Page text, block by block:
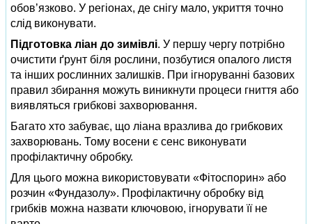
обов’язково. У регіонах, де снігу мало, укриття точно
слід виконувати.
Підготовка ліан до зимівлі. У першу чергу потрібно
очистити ґрунт біля рослини, позбутися опалого листя
та інших рослинних залишків. При ігноруванні базових
правил збирання можуть виникнути процеси гниття або
виявляться грибкові захворювання.
Багато хто забуває, що ліана вразлива до грибкових
захворювань. Тому восени є сенс виконувати
профілактичну обробку.
Для цього можна використовувати «Фітоспорин» або
розчин «Фундазолу». Профілактичну обробку від
грибків можна назвати ключовою, ігнорувати її не